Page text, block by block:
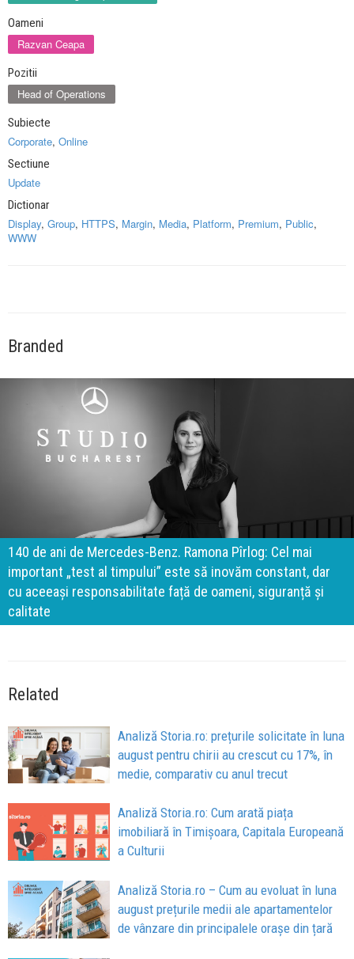
Oameni
Razvan Ceapa
Pozitii
Head of Operations
Subiecte
Corporate, Online
Sectiune
Update
Dictionar
Display, Group, HTTPS, Margin, Media, Platform, Premium, Public,
WWW
Branded
140 de ani de Mercedes-Benz. Ramona Pîrlog: Cel mai
important „test al timpului” este să inovăm constant, dar
cu aceeași responsabilitate față de oameni, siguranță și
calitate
Related
Analiză Storia.ro: prețurile solicitate în luna
august pentru chirii au crescut cu 17%, în
medie, comparativ cu anul trecut
Analiză Storia.ro: Cum arată piața
imobiliară în Timișoara, Capitala Europeană
a Culturii
Analiză Storia.ro – Cum au evoluat în luna
august prețurile medii ale apartamentelor
de vânzare din principalele orașe din țară